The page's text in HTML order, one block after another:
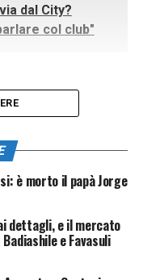
dal City?
col club"
è morto il papà Jorge
dettagli, e il mercato
e Favasuli